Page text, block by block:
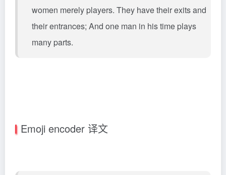
women merely players. They have their exits and
their entrances; And one man in his time plays
many parts.
Emoji encoder 译文